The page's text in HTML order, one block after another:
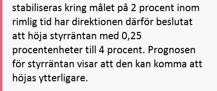
stabiliseras kring målet på 2 procent inom
rimlig tid har direktionen därför beslutat
att höja styrräntan med 0,25
procentenheter till 4 procent. Prognosen
för styrräntan visar att den kan komma att
höjas ytterligare.